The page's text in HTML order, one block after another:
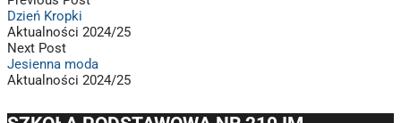
Dzień Kropki
Aktualności 2024/25
Next Post
Jesienna moda
Aktualności 2024/25